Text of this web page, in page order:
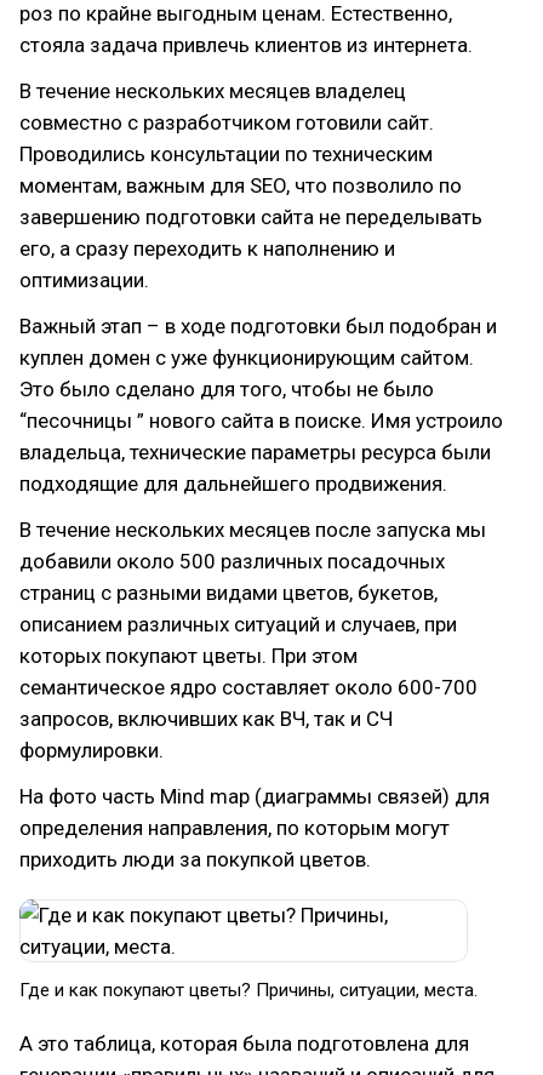
роз по крайне выгодным ценам. Естественно,
стояла задача привлечь клиентов из интернета.
В течение нескольких месяцев владелец
совместно с разработчиком готовили сайт.
Проводились консультации по техническим
моментам, важным для SEO, что позволило по
завершению подготовки сайта не переделывать
его, а сразу переходить к наполнению и
оптимизации.
Важный этап – в ходе подготовки был подобран и
куплен домен с уже функционирующим сайтом.
Это было сделано для того, чтобы не было
“песочницы ” нового сайта в поиске. Имя устроило
владельца, технические параметры ресурса были
подходящие для дальнейшего продвижения.
В течение нескольких месяцев после запуска мы
добавили около 500 различных посадочных
страниц с разными видами цветов, букетов,
описанием различных ситуаций и случаев, при
которых покупают цветы. При этом
семантическое ядро составляет около 600-700
запросов, включивших как ВЧ, так и СЧ
формулировки.
На фото часть Mind map (диаграммы связей) для
определения направления, по которым могут
приходить люди за покупкой цветов.
Где и как покупают цветы? Причины, ситуации, места.
А это таблица, которая была подготовлена для